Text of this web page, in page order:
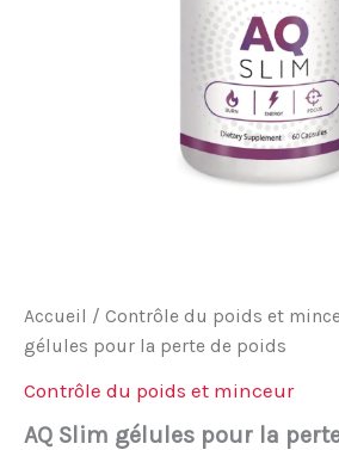
Accueil / Contrôle du poids et
gélules pour la perte de poids
Contrôle du poids et minceur
AQ Slim gélules pour la